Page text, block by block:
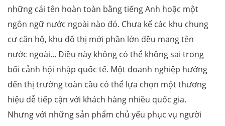
những cái tên hoàn toàn bằng tiếng Anh hoặc một
ngôn ngữ nước ngoài nào đó. Chưa kể các khu chung
cư căn hộ, khu đô thị mới phần lớn đều mang tên
nước ngoài... Điều này không có thể không sai trong
bối cảnh hội nhập quốc tế. Một doanh nghiệp hướng
đến thị trường toàn cầu có thể lựa chọn một thương
hiệu dễ tiếp cận với khách hàng nhiều quốc gia.
Nhưng với những sản phẩm chủ yếu phục vụ người